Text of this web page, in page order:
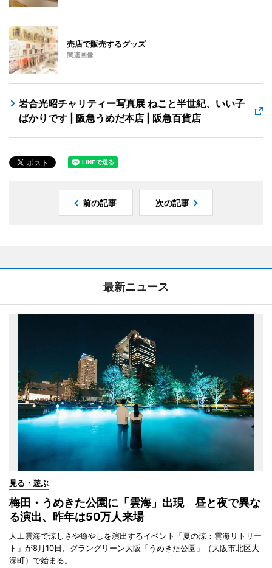
売店で販売するグッズ
関連画像
岩合光昭チャリティー写真展 ねこと半世紀、いい子
ばかりです | 阪急うめだ本店 | 阪急百貨店
前の記事 次の記事
最新ニュース
見る・遊ぶ
梅田・うめきた公園に「雲海」出現 昼と夜で異な
る演出、昨年は50万人来場
人工雲海で涼しさや癒やしを演出するイベント「夏の涼：雲海リトリー
ト」が8月10日、グラングリーン大阪「うめきた公園」（大阪市北区大
深町）で始まる。